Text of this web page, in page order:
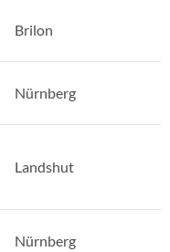
Brilon
Nürnberg
Landshut
Nürnberg